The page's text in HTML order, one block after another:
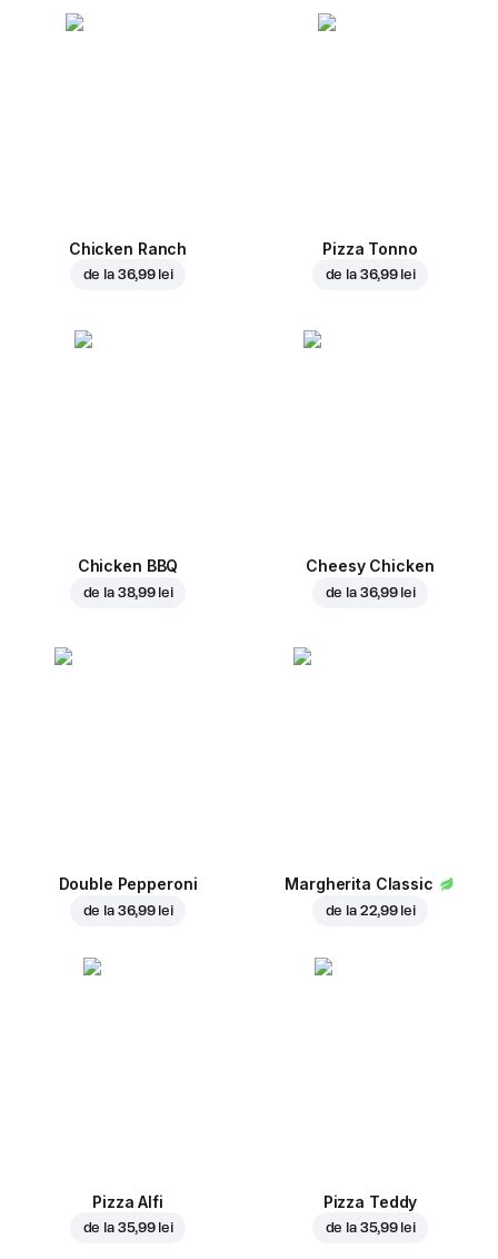
Chicken Ranch
de la 36,99 lei
Pizza Tonno
de la 36,99 lei
Chicken BBQ
de la 38,99 lei
Cheesy Chicken
de la 36,99 lei
Double Pepperoni
de la 36,99 lei
Margherita Classic
de la 22,99 lei
Pizza Alfi
de la 35,99 lei
Pizza Teddy
de la 35,99 lei